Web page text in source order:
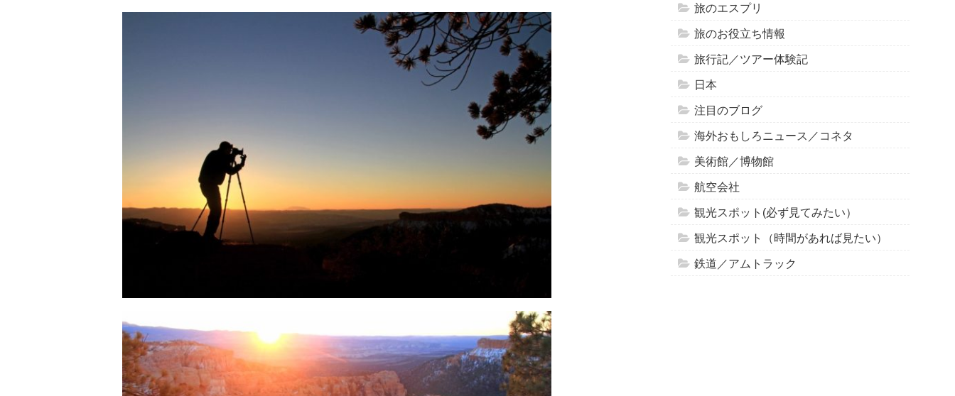
旅のエスプリ
旅のお役立ち情報
旅行記／ツアー体験記
日本
注目のブログ
海外おもしろニュース／コネタ
美術館／博物館
航空会社
観光スポット(必ず見てみたい）
観光スポット（時間があれば見たい）
鉄道／アムトラック